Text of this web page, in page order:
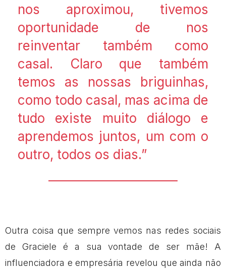
nos aproximou, tivemos
oportunidade de nos
reinventar também como
casal. Claro que também
temos as nossas briguinhas,
como todo casal, mas acima de
tudo existe muito diálogo e
aprendemos juntos, um com o
outro, todos os dias.”
Outra coisa que sempre vemos nas redes sociais
de Graciele é a sua vontade de ser mãe! A
influenciadora e empresária revelou que ainda não